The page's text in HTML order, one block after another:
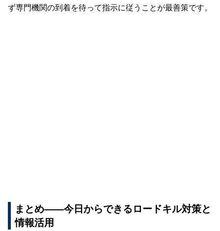
ず専門機関の到着を待って指示に従うことが最善策です。
まとめ――今日からできるロードキル対策と
情報活用